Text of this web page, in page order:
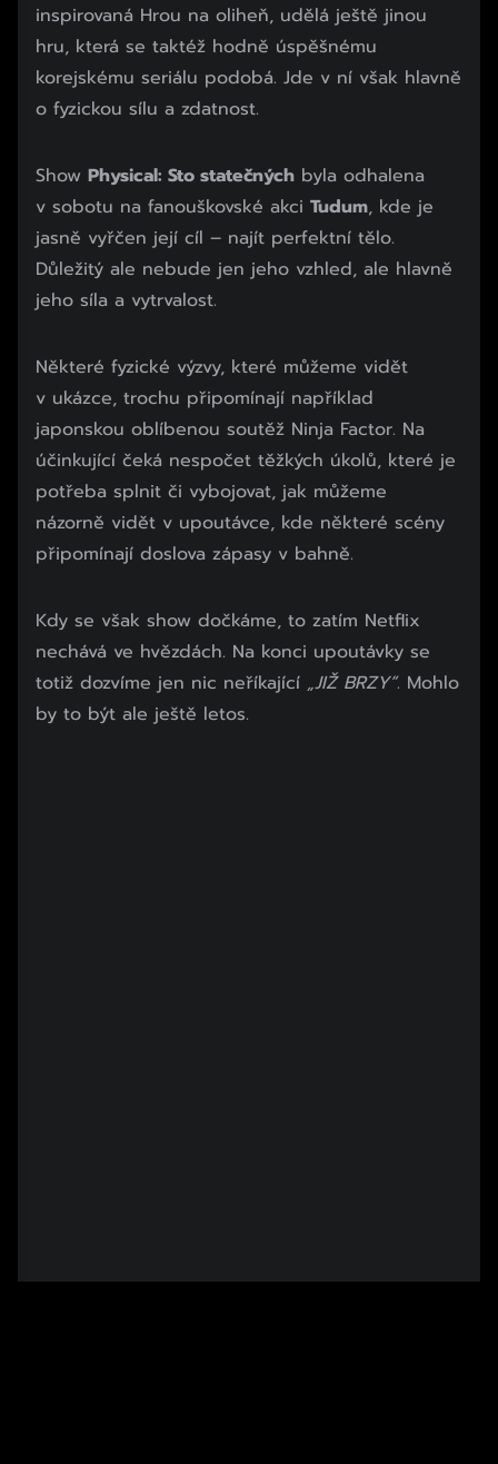
inspirovaná Hrou na oliheň, udělá ještě jinou
hru, která se taktéž hodně úspěšnému
korejskému seriálu podobá. Jde v ní však hlavně
o fyzickou sílu a zdatnost.
Show Physical: Sto statečných byla odhalena
v sobotu na fanouškovské akci Tudum, kde je
jasně vyřčen její cíl – najít perfektní tělo.
Důležitý ale nebude jen jeho vzhled, ale hlavně
jeho síla a vytrvalost.
Některé fyzické výzvy, které můžeme vidět
v ukázce, trochu připomínají například
japonskou oblíbenou soutěž Ninja Factor. Na
účinkující čeká nespočet těžkých úkolů, které je
potřeba splnit či vybojovat, jak můžeme
názorně vidět v upoutávce, kde některé scény
připomínají doslova zápasy v bahně.
Začátek reklamy
Konec reklamy
Kdy se však show dočkáme, to zatím Netflix
nechává ve hvězdách. Na konci upoutávky se
totiž dozvíme jen nic neříkající „JIŽ BRZY“. Mohlo
by to být ale ještě letos.